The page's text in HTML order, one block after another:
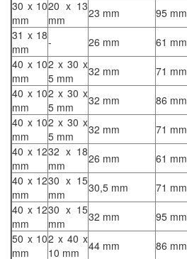
30 x 10
mm
20 x 13
mm
23 mm 95 mm
31 x 18
mm
- 26 mm 61 mm
40 x 10
mm
2 x 30 x
5 mm
32 mm 71 mm
40 x 10
mm
2 x 30 x
5 mm
32 mm 86 mm
40 x 10
mm
2 x 30 x
5 mm
32 mm 71 mm
40 x 12
mm
32 x 18
mm
26 mm 61 mm
40 x 12
mm
30 x 15
mm
30,5 mm 71 mm
40 x 12
mm
30 x 15
mm
32 mm 95 mm
50 x 10
mm
2 x 40 x
10 mm
44 mm 86 mm